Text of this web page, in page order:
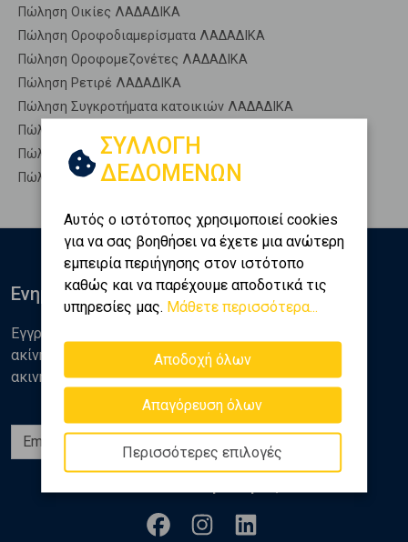
Πώληση Οικίες ΛΑΔΑΔΙΚΑ
Πώληση Οροφοδιαμερίσματα ΛΑΔΑΔΙΚΑ
Πώληση Οροφομεζονέτες ΛΑΔΑΔΙΚΑ
Πώληση Ρετιρέ ΛΑΔΑΔΙΚΑ
Πώληση Συγκροτήματα κατοικιών ΛΑΔΑΔΙΚΑ
Πώληση Υπόγεια ΛΑΔΑΔΙΚΑ
Πώληση Υπόσκαφα ΛΑΔΑΔΙΚΑ
Πώληση Υπολ. υψουν ΛΑΔΑΔΙΚΑ
ΣΥΛΛΟΓΗ
ΔΕΔΟΜΕΝΩΝ
Αυτός ο ιστότοπος χρησιμοποιεί cookies
για να σας βοηθήσει να έχετε μια ανώτερη
εμπειρία περιήγησης στον ιστότοπο
καθώς και να παρέχουμε αποδοτικά τις
υπηρεσίες μας. Μάθετε περισσότερα...
Αποδοχή όλων
Απαγόρευση όλων
Περισσότερες επιλογές
Ενημερωθείτε
Εγγραφείτε στο newsletter της Golden Home για νέα
ακίνητα, αναλύσεις και διάφορα θέματα της αγοράς
ακινήτων